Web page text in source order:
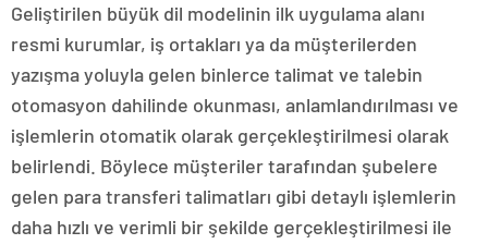
Geliştirilen büyük dil modelinin ilk uygulama alanı
resmi kurumlar, iş ortakları ya da müşterilerden
yazışma yoluyla gelen binlerce talimat ve talebin
otomasyon dahilinde okunması, anlamlandırılması ve
işlemlerin otomatik olarak gerçekleştirilmesi olarak
belirlendi. Böylece müşteriler tarafından şubelere
gelen para transferi talimatları gibi detaylı işlemlerin
daha hızlı ve verimli bir şekilde gerçekleştirilmesi ile